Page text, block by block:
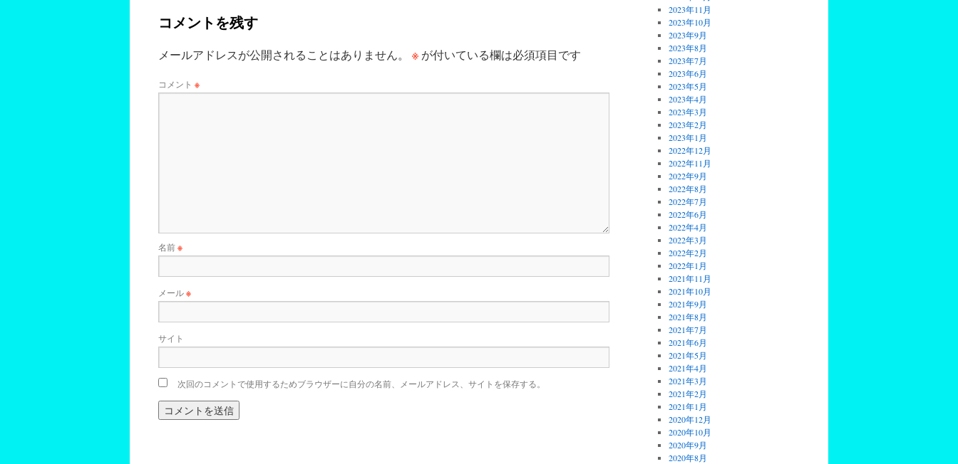
コメントを残す
メールアドレスが公開されることはありません。 ※ が付いている欄は必須項目です
コメント ※
名前※
メール※
サイト
次回のコメントで使用するためブラウザーに自分の名前、メールアドレス、サイトを保存する。
2023年11月
2023年10月
2023年9月
2023年8月
2023年7月
2023年6月
2023年5月
2023年4月
2023年3月
2023年2月
2023年1月
2022年12月
2022年11月
2022年9月
2022年8月
2022年7月
2022年6月
2022年4月
2022年3月
2022年2月
2022年1月
2021年11月
2021年10月
2021年9月
2021年8月
2021年7月
2021年6月
2021年5月
2021年4月
2021年3月
2021年2月
2021年1月
2020年12月
2020年10月
2020年9月
2020年8月